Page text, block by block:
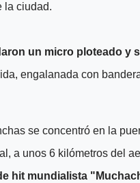
la ciudad.
un micro ploteado y
engalanada con
se concentró en la
a unos 6 kilómetros del
hit mundialista